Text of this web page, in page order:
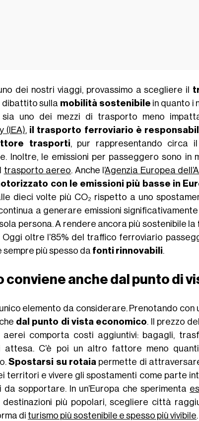
dei nostri viaggi, provassimo a scegliere il
sulla mobilità sostenibile in quanto i
uno dei mezzi di trasporto meno
(IEA), il trasporto ferroviario è
trasporti, pur rappresentando circa
Inoltre, le emissioni per passeggero sono in
trasporto aereo. Anche l’Agenzia Europea
con le emissioni più basse in
dieci volte più CO₂ rispetto a uno
a generare emissioni
persona.A rendere ancora più sostenibile la
oltre l’85% del traffico ferroviario
più spesso da fonti rinnovabili.
conviene anche dal punto di
elemento da considerare. Prenotando con
dal punto di vista economico. Il prezzo
comporta costi aggiuntivi: bagagli,
attesa. C’è poi un altro fattore meno
Spostarsi su rotaia permette di
territori e vivere gli spostamenti come parte
da sopportare.
In un’Europa che sperimenta
destinazioni più popolari, scegliere città
di turismo più sostenibile e spesso più vivibile.